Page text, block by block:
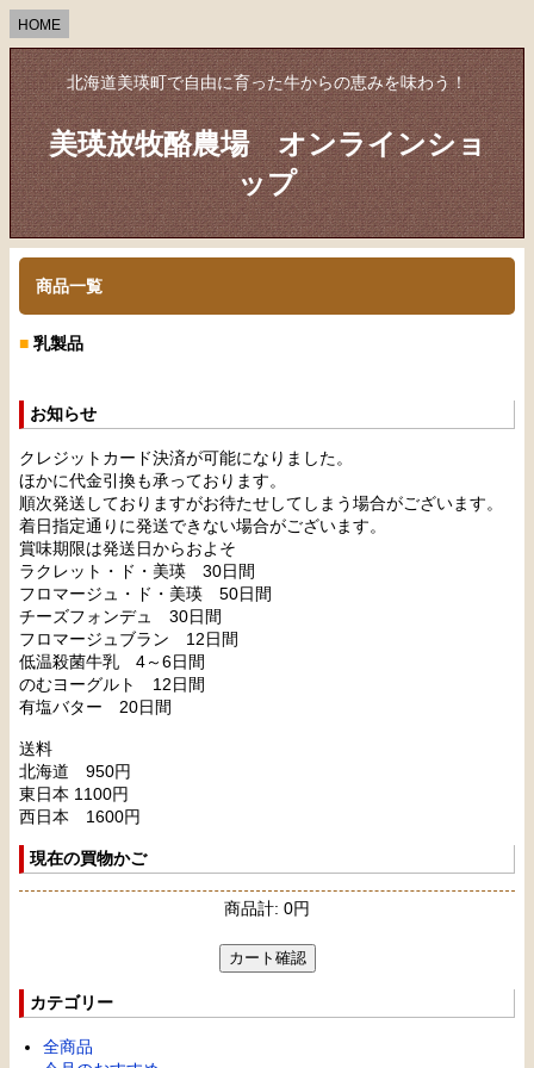
HOME
北海道美瑛町で自由に育った牛からの恵みを味わう！
美瑛放牧酪農場 オンラインショ
ップ
商品一覧
■ 乳製品
お知らせ
クレジットカード決済が可能になりました。
ほかに代金引換も承っております。
順次発送しておりますがお待たせしてしまう場合がございます。
着日指定通りに発送できない場合がございます。
賞味期限は発送日からおよそ
ラクレット・ド・美瑛 30日間
フロマージュ・ド・美瑛 50日間
チーズフォンデュ 30日間
フロマージュブラン 12日間
低温殺菌牛乳 4～6日間
のむヨーグルト 12日間
有塩バター 20日間
送料
北海道 950円
東日本 1100円
西日本 1600円
現在の買物かご
商品計: 0円
カテゴリー
全商品